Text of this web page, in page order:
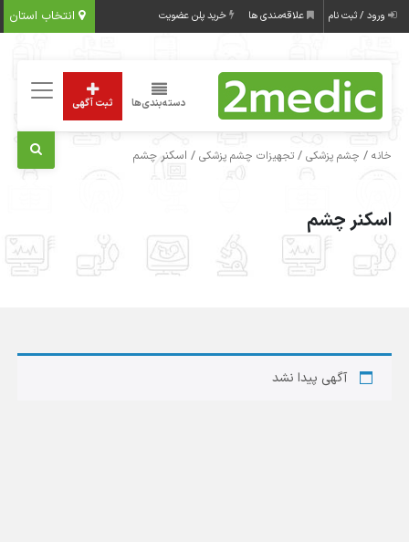
انتخاب استان ورود / ثبت نام علاقه‌مندی ها خرید پلن عضویت
دسته‌بندی‌ها ثبت آگهی
خانه / چشم پزشکی /تجهیزات چشم پزشکی / اسکنر چشم
اسکنر چشم
آگهی پیدا نشد